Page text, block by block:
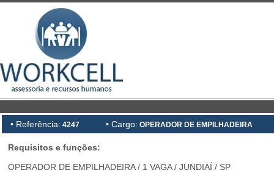
• Referência: 4247 • Cargo: OPERADOR DE EMPILHADEIRA
Requisitos e funções:
OPERADOR DE EMPILHADEIRA / 1 VAGA / JUNDIAÍ / SP